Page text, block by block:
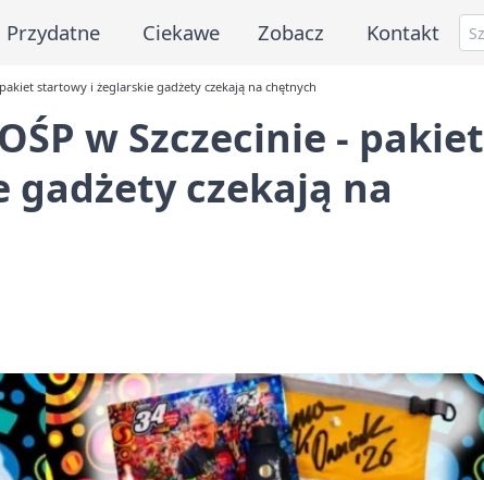
Przydatne Ciekawe Zobacz Kontakt
startowy i żeglarskie gadżety czekają na chętnych
w Szczecinie - pakiet
czekają na